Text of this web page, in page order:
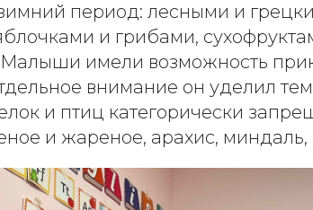
период: лесными и
и грибами,
имели возможность
внимание он уделил
и птиц категорически
и жареное, арахис,